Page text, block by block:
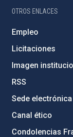
OTROS ENLACES
Empleo
Licitaciones
Imagen
RSS
Sede electrónica
Canal ético
Condolencias